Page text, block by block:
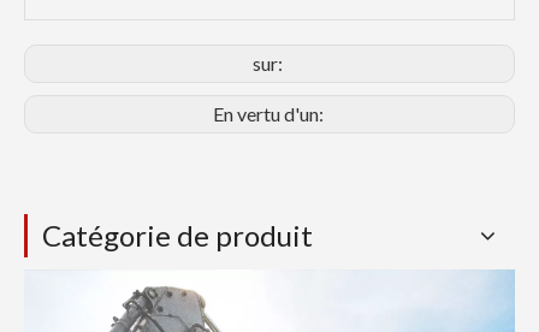
sur:
En vertu d'un:
Catégorie de produit